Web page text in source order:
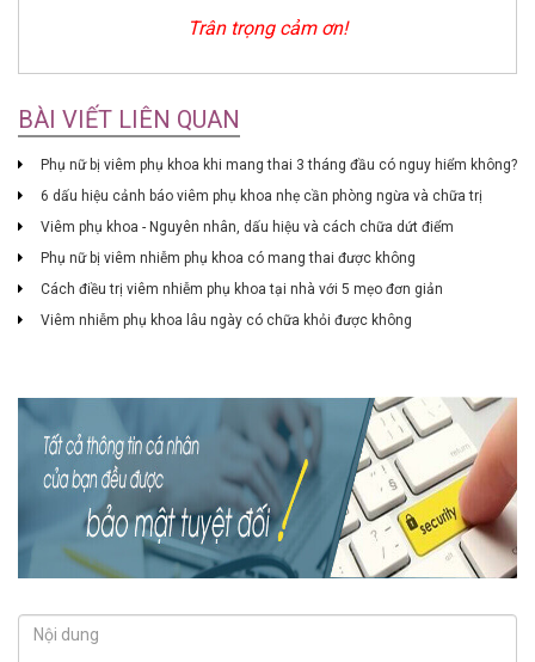
Trân trọng cảm ơn!
BÀI VIẾT LIÊN QUAN
Phụ nữ bị viêm phụ khoa khi mang thai 3 tháng đầu có nguy hiểm không?
6 dấu hiệu cảnh báo viêm phụ khoa nhẹ cần phòng ngừa và chữa trị
Viêm phụ khoa - Nguyên nhân, dấu hiệu và cách chữa dứt điểm
Phụ nữ bị viêm nhiễm phụ khoa có mang thai được không
Cách điều trị viêm nhiễm phụ khoa tại nhà với 5 mẹo đơn giản
Viêm nhiễm phụ khoa lâu ngày có chữa khỏi được không